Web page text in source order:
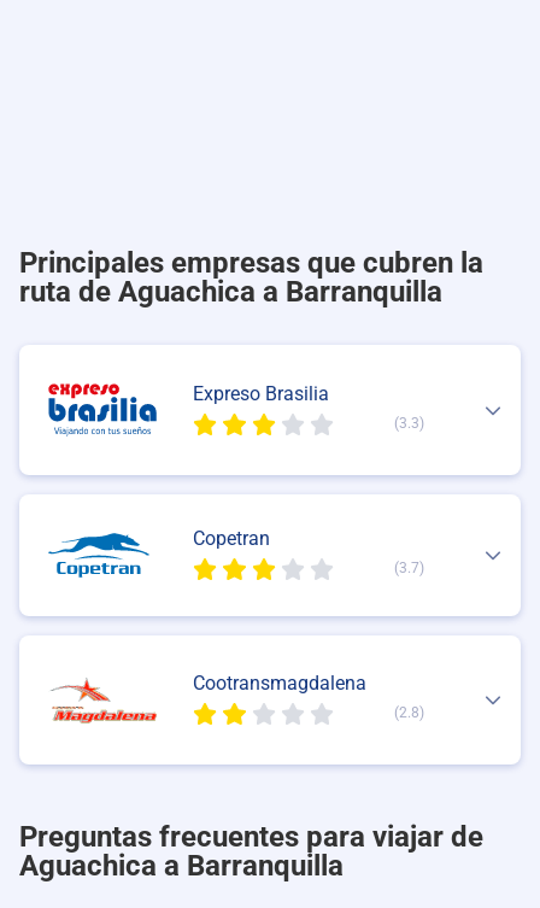
Principales empresas que cubren la
ruta de Aguachica a Barranquilla
Expreso Brasilia
(3.3)
Copetran
(3.7)
Cootransmagdalena
(2.8)
Preguntas frecuentes para viajar de
Aguachica a Barranquilla